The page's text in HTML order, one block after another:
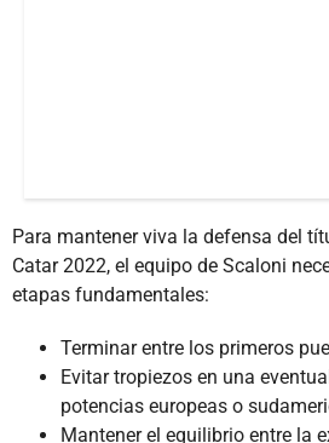
Para mantener viva la defensa del
Catar 2022, el equipo de Scaloni
etapas fundamentales:
Terminar entre los primeros
Evitar tropiezos en una
potencias europeas o
Mantener el equilibrio entre la